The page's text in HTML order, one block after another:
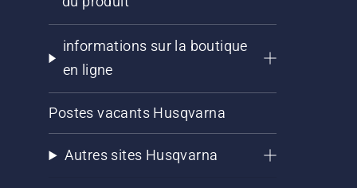
informations sur la boutique
en ligne
Postes vacants Husqvarna
Autres sites Husqvarna